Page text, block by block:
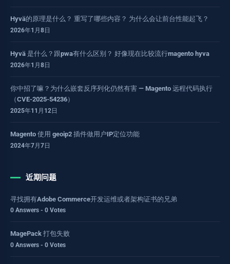
Hyvä的原理是什么？ 重写了哪些内容？ 为什么会让前台性能起飞？
2026年1月8日
Hyvä 是什么？跟pwa有什么区别？ 好像现在比较流行magento hyva
2026年1月8日
你中招了嘛？为什么嵌套反序列化仍然有害 — Magento 远程代码执行
（CVE-2025-54236）
2025年11月12日
Magento 使用 geoip2 插件做用户IP定位功能
2024年7月7日
近期问题
寻找拥有Adobe Commerce开发运维或者架构证书的兄弟
0 Answers - 0 Votes
MagePack 打包失败
0 Answers - 0 Votes